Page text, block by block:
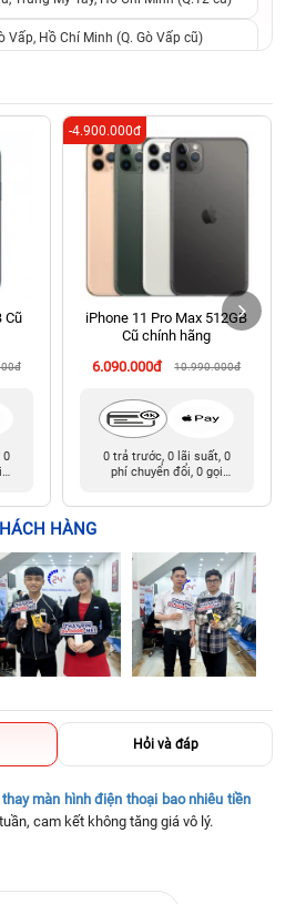
Vấp, Hồ Chí Minh (Q. Gò Vấp cũ)
Phú, Hồ Chí Minh (Quận Tân Phú cũ)
Nhơn Phú, Hồ Chí Minh (Q.9 TP. Thủ
Đức, Hồ Chí Minh (Bình Thọ, TP. Thủ
An, Hồ Chí Minh (Bình Dương Cũ)
Cu, Vũng Tàu, Hồ Chí Minh (TP. Vũng
Sơn Nhất, Hồ Chí Minh (Tân Bình
Cũ
0
iPhone 11 Pro Max 512GB
Cũ chính hãng
6.090.000đ
10.990.000đ
-4.900.000đ
0 trả trước, 0 lãi suất, 0
phí chuyển đổi, 0 gọi
HÀNG
Hỏi và đáp
thay màn hình điện thoại bao nhiêu tiền
cam kết không tăng giá vô lý.